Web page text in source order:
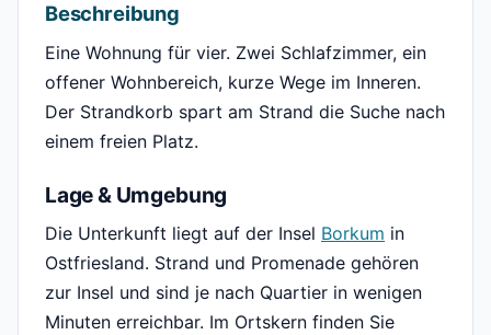
Beschreibung
Eine Wohnung für vier. Zwei Schlafzimmer, ein
offener Wohnbereich, kurze Wege im Inneren.
Der Strandkorb spart am Strand die Suche nach
einem freien Platz.
Lage & Umgebung
Die Unterkunft liegt auf der Insel Borkum in
Ostfriesland. Strand und Promenade gehören
zur Insel und sind je nach Quartier in wenigen
Minuten erreichbar. Im Ortskern finden Sie